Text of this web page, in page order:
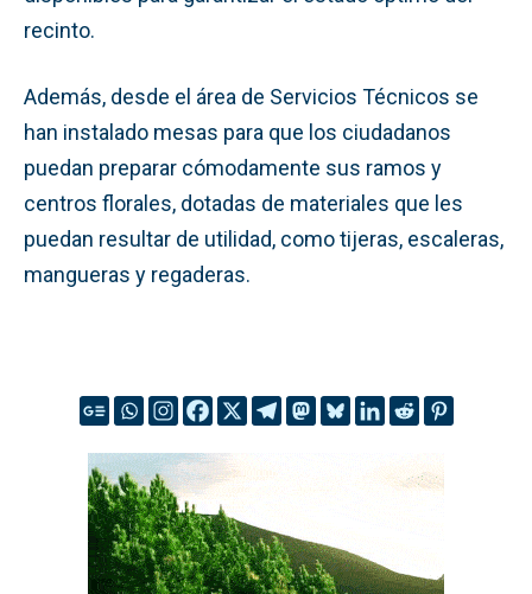
recinto.
Además, desde el área de Servicios Técnicos se
han instalado mesas para que los ciudadanos
puedan preparar cómodamente sus ramos y
centros florales, dotadas de materiales que les
puedan resultar de utilidad, como tijeras, escaleras,
mangueras y regaderas.